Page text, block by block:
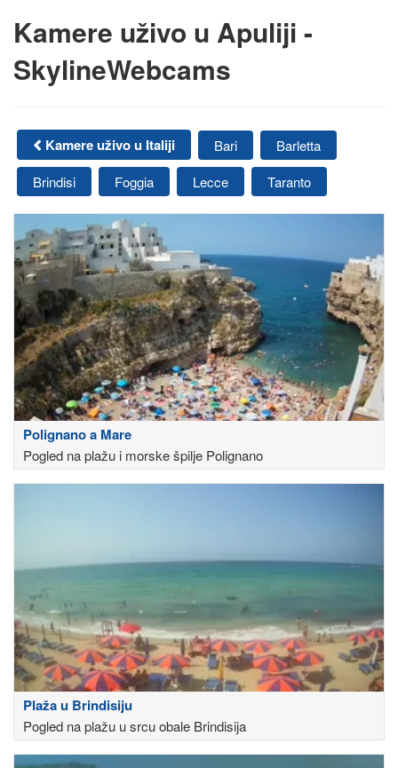
Kamere uživo u Apuliji -
SkylineWebcams
Kamere uživo u Italiji Bari
Barletta
Brindisi
Foggia Lecce Taranto
Polignano a Mare
Pogled na plažu i morske špilje Polignano
Plaža u Brindisiju
Pogled na plažu u srcu obale Brindisija